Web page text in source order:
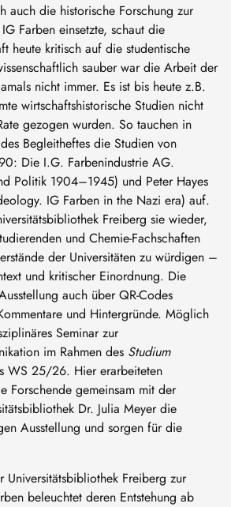
auch die historische Forschung zur
Farben einsetzte, schaut die
heute kritisch auf die studentische
sauber war die Arbeit der
nicht immer. Es ist bis heute z.B.
wirtschaftshistorische Studien nicht
gezogen wurden. So tauchen in
Begleitheftes die Studien von
Die I.G. Farbenindustrie AG.
Politik 1904–1945) und Peter Hayes
IG Farben in the Nazi era) auf.
Freiberg sie wieder,
und Chemie-Fachschaften
der Universitäten zu würdigen –
und kritischer Einordnung. Die
auch über QR-Codes
und Hintergründe. Möglich
Seminar zur
im Rahmen des Studium
WS 25/26. Hier erarbeiteten
Forschende gemeinsam mit der
Dr. Julia Meyer die
Ausstellung und sorgen für die
Universitätsbibliothek Freiberg zur
beleuchtet deren Entstehung ab